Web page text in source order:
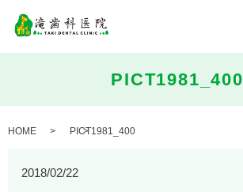
PICT1981_400
HOME PICT1981_400
2018/02/22